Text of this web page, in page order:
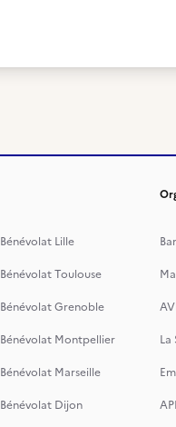
Bénévolat Lille
Bénévolat Toulouse
Bénévolat Grenoble
Bénévolat Montpellier
Bénévolat Marseille
Bénévolat Dijon
La